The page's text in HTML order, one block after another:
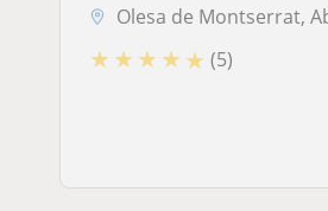
Olesa de Montserrat, Abrera, Esparreguera, Collbató,
★ ★ ★ ★ ★ (5)